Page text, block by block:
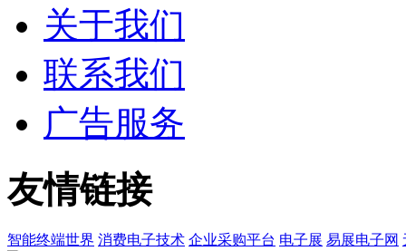
关于我们
联系我们
广告服务
友情链接
智能终端世界 消费电子技术 企业采购平台 电子展 易展电子网